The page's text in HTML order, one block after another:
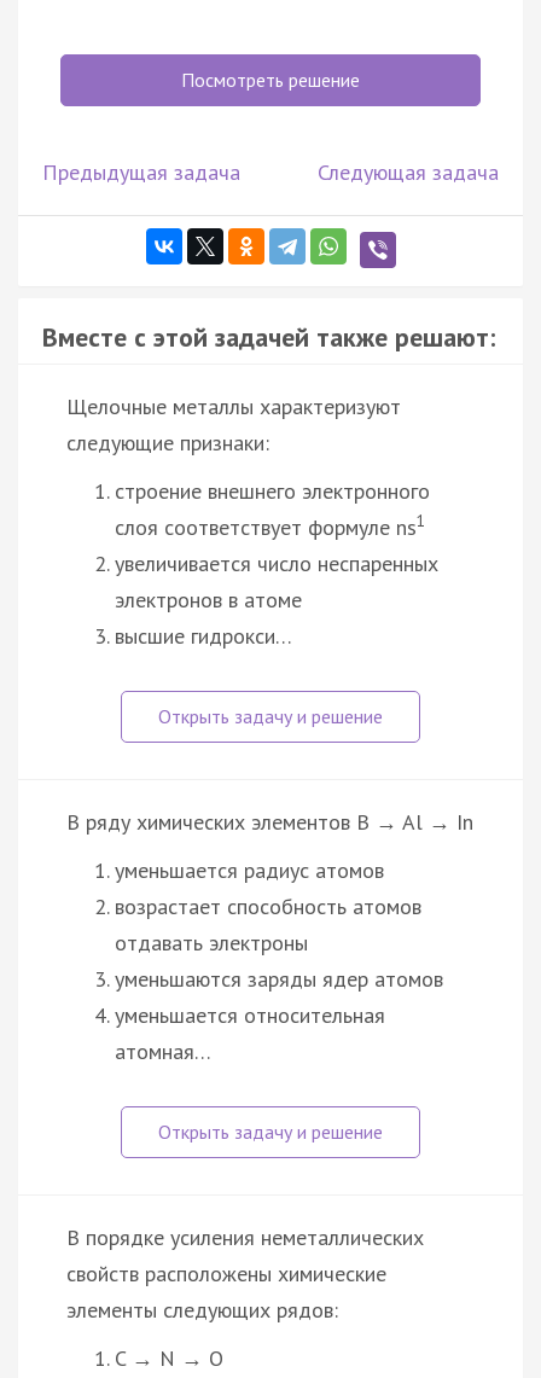
Посмотреть решение
Предыдущая задача Следующая задача
Вместе с этой задачей также решают:
Щелочные металлы характеризуют
следующие признаки:
строение внешнего электронного
слоя соответствует формуле ns1
увеличивается число неспаренных
электронов в атоме
высшие гидрокси…
В ряду химических элементов B → Al → In
уменьшается радиус атомов
возрастает способность атомов
отдавать электроны
уменьшаются заряды ядер атомов
уменьшается относительная
атомная…
В порядке усиления неметаллических
свойств расположены химические
элементы следующих рядов:
C → N → O